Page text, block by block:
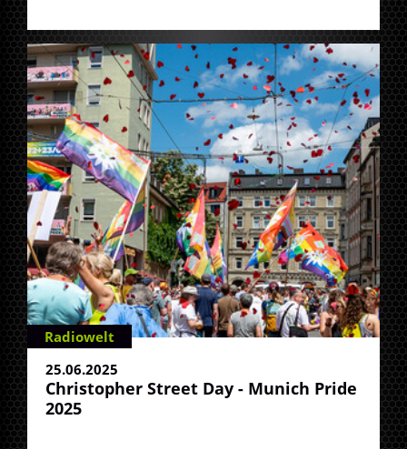
Radiowelt
25.06.2025
Christopher Street Day - Munich Pride
2025